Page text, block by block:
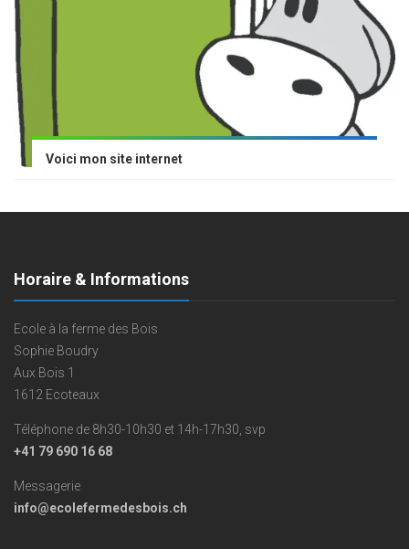
Voici mon site internet
Horaire & Informations
Ecole à la ferme des Bois
Sophie Boudry
Aux Bois 1
1612 Ecoteaux
Téléphone de 8h30-10h30 et 14h-17h30, svp
+41 79 690 16 68
Messagerie
info@ecolefermedesbois.ch